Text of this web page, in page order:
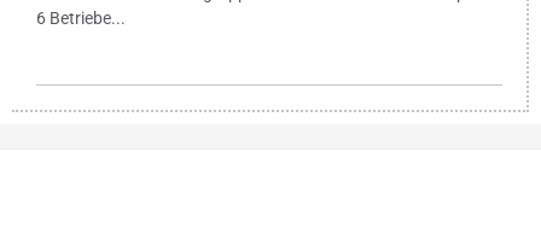
6 Betriebe...